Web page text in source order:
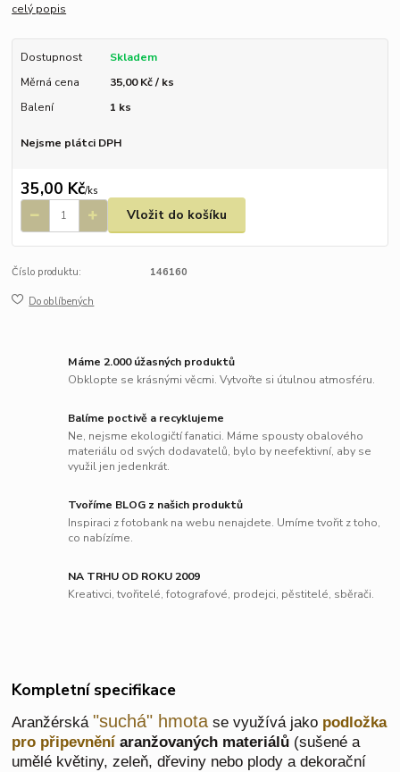
celý popis
Dostupnost
Skladem
Měrná cena
35,00 Kč / ks
Balení
1 ks
Nejsme plátci DPH
35,00 Kč/ks
Vložit do košíku
Číslo produktu: 146160
Do oblíbených
Máme 2.000 úžasných produktů
Obklopte se krásnými věcmi. Vytvořte si útulnou atmosféru.
Balíme poctivě a recyklujeme
Ne, nejsme ekologičtí fanatici. Máme spousty obalového
materiálu od svých dodavatelů, bylo by neefektivní, aby se
využil jen jedenkrát.
Tvoříme BLOG z našich produktů
Inspiraci z fotobank na webu nenajdete. Umíme tvořit z toho,
co nabízíme.
NA TRHU OD ROKU 2009
Kreativci, tvořitelé, fotografové, prodejci, pěstitelé, sběrači.
Kompletní specifikace
Aranžérská "suchá" hmotase využívá jako podložka
pro připevnění aranžovaných materiálů (sušené a
umělé květiny, zeleň, dřeviny nebo plody a dekorační